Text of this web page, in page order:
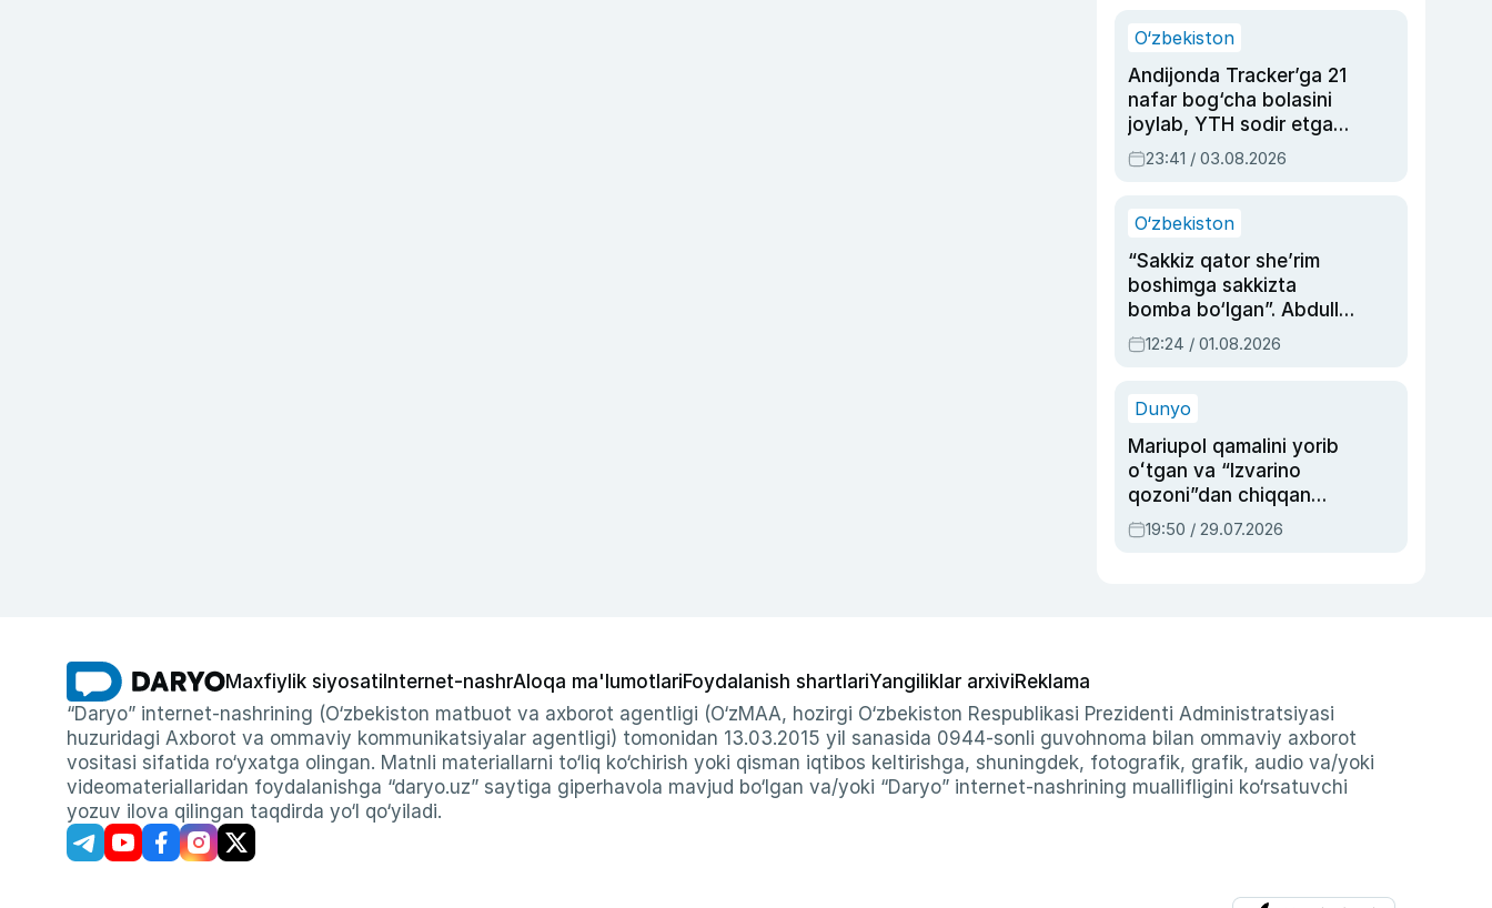
O‘zbekiston
Andijonda Tracker’ga 21
nafar bog‘cha bolasini
joylab, YTH sodir etgan
ayolga sud hukmi o‘qildi
23:41 / 03.08.2026
O‘zbekiston
“Sakkiz qator she’rim
boshimga sakkizta
bomba bo‘lgan”. Abdulla
Oripovni siyosiy
ayblovlardan asrab
12:24 / 01.08.2026
Dunyo
Mariupol qamalini yorib
oʻtgan va “Izvarino
qozoni”dan chiqqan
qahramon — Ukraina
armiyasi bosh
19:50 / 29.07.2026
Maxfiylik siyosati Internet-nashrAloqa ma'lumotlariFoydalanish shartlariYangiliklar arxiviReklama
“Daryo” internet-nashrining (O‘zbekiston matbuot va axborot agentligi (O‘zMAA, hozirgi O‘zbekiston Respublikasi Prezidenti Administratsiyasi
huzuridagi Axborot va ommaviy kommunikatsiyalar agentligi) tomonidan 13.03.2015 yil sanasida 0944-sonli guvohnoma bilan ommaviy axborot
vositasi sifatida ro‘yxatga olingan. Matnli materiallarni to‘liq ko‘chirish yoki qisman iqtibos keltirishga, shuningdek, fotografik, grafik, audio va/yoki
videomateriallaridan foydalanishga “daryo.uz” saytiga giperhavola mavjud bo‘lgan va/yoki “Daryo” internet-nashrining muallifligini ko‘rsatuvchi
yozuv ilova qilingan taqdirda yo‘l qo‘yiladi.